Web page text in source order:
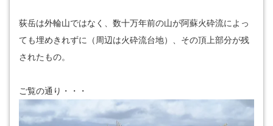
荻岳は外輪山ではなく、数十万年前の山が阿蘇火砕流によっ
ても埋めきれずに（周辺は火砕流台地）、その頂上部分が残
されたもの。
ご覧の通り・・・